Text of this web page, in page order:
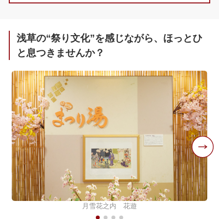
05 ■子ども用のかわいい甚平
07
まつり湯へ立ち寄る、私なりのご褒美タ
イム
まつり湯へ
09
観光も休憩もここで完結。いつもあたた
かいまつり湯
浅草の“祭り文化”を感じながら、ほっとひ
と息つきませんか？
月雪花之内 花遊